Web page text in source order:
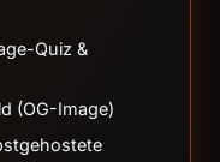
Quiz &
(OG-Image)